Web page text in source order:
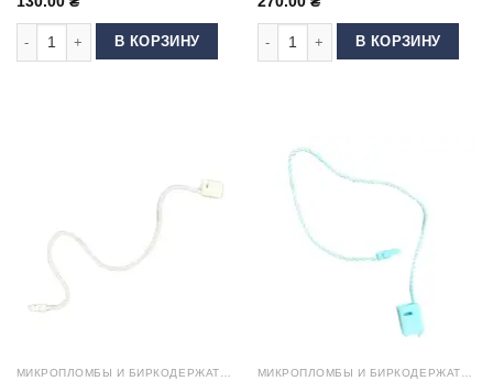
Количество товара Биркодержатель пластиковый ручной
В КОРЗИНУ
Количество товара Пломба для
В КОРЗИНУ
МИКРОПЛОМБЫ И БИРКОДЕРЖАТЕЛИ МИКРОПЛОМБЫ И БИРКОДЕРЖАТЕЛИ